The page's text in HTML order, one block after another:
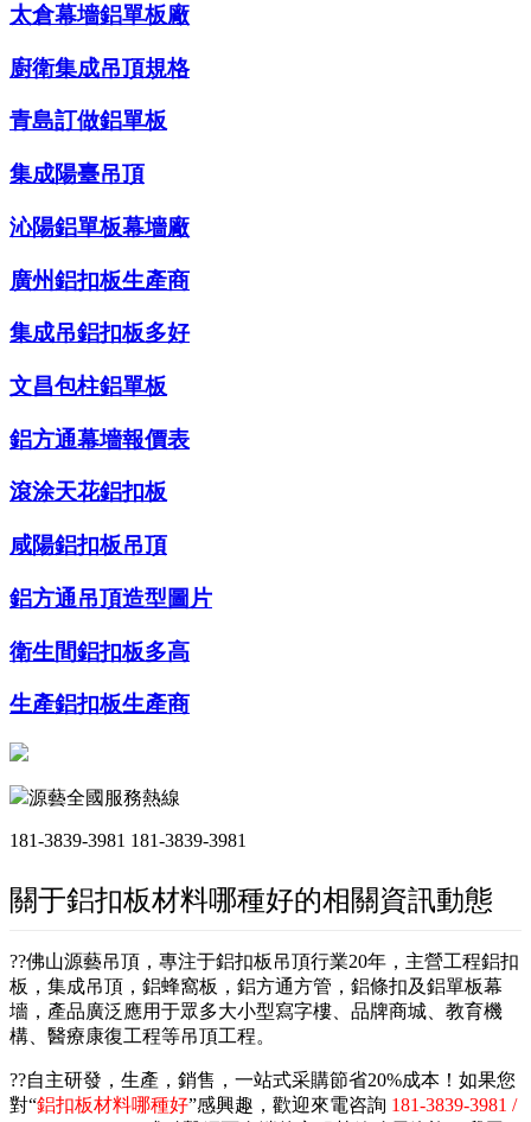
太倉幕墻鋁單板廠
廚衛集成吊頂規格
青島訂做鋁單板
集成陽臺吊頂
沁陽鋁單板幕墻廠
廣州鋁扣板生產商
集成吊鋁扣板多好
文昌包柱鋁單板
鋁方通幕墻報價表
滾涂天花鋁扣板
咸陽鋁扣板吊頂
鋁方通吊頂造型圖片
衛生間鋁扣板多高
生產鋁扣板生產商
源藝全國服務熱線
181-3839-3981 181-3839-3981
關于鋁扣板材料哪種好的相關資訊動態
??佛山源藝吊頂，專注于鋁扣板吊頂行業20年，主營工程鋁扣
板，集成吊頂，鋁蜂窩板，鋁方通方管，鋁條扣及鋁單板幕
墻，產品廣泛應用于眾多大小型寫字樓、品牌商城、教育機
構、醫療康復工程等吊頂工程。
??自主研發，生產，銷售，一站式采購節省20%成本！如果您
對“鋁扣板材料哪種好”感興趣，歡迎來電咨詢 181-3839-3981 /